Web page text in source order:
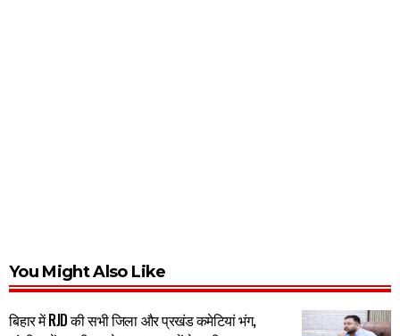
You Might Also Like
बिहार में RJD की सभी जिला और प्रखंड कमेटियां भंग,